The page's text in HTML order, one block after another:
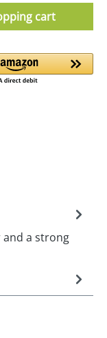
desired
cart
and a strong